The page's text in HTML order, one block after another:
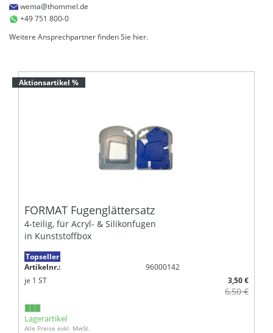
wema@thommel.de
+49 751 800-0
Weitere Ansprechpartner finden Sie hier.
Aktionsartikel %
FORMAT Fugenglättersatz
4-teilig, für Acryl- & Silikonfugen
in Kunststoffbox
Topseller
Artikelnr.:
96000142
je 1 ST 3,50 €
6,50 €
Lagerartikel
Alle Preise exkl. MwSt.